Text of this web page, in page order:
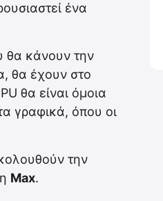
ένα
θα κάνουν την
θα έχουν στο
θα είναι όμοια
γραφικά, όπου οι
την
Max.